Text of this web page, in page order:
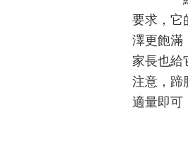
要求，它
澤更飽滿
家長也給
注意，蹄
適量即可